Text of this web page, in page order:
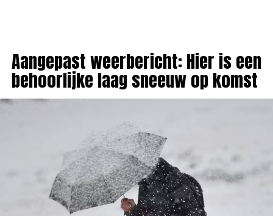
Aangepast weerbericht: Hier is een
behoorlijke laag sneeuw op komst